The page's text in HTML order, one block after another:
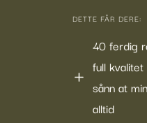
DETTE FÅR DERE:
40 ferdig
full
sånn at
alltid